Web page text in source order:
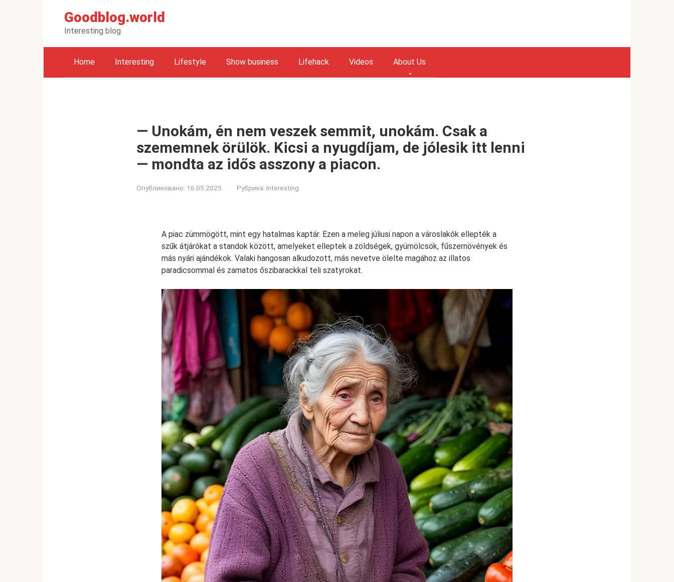
Goodblog.world
Interesting blog
Home Interesting Lifestyle Show business Lifehack Videos About Us
— Unokám, én nem veszek semmit, unokám. Csak a
szememnek örülök. Kicsi a nyugdíjam, de jólesik itt lenni
— mondta az idős asszony a piacon.
Опубликовано: 16.05.2025 Рубрика: Interesting
A piac zümmögött, mint egy hatalmas kaptár. Ezen a meleg júliusi napon a városlakók ellepték a
szűk átjárókat a standok között, amelyeket elleptek a zöldségek, gyümölcsök, fűszernövények és
más nyári ajándékok. Valaki hangosan alkudozott, más nevetve ölelte magához az illatos
paradicsommal és zamatos őszibarackkal teli szatyrokat.